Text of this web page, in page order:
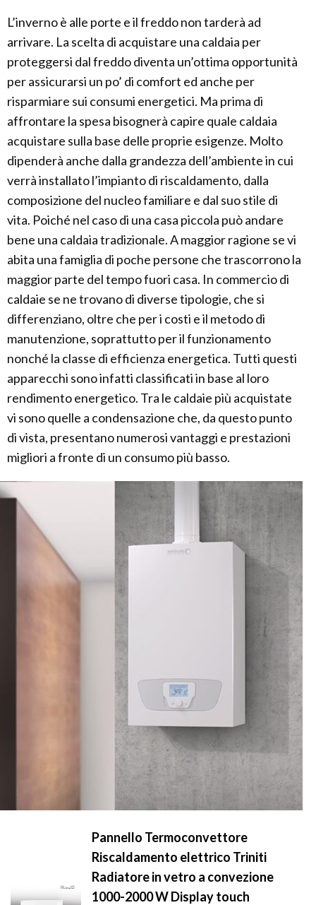
L’inverno è alle porte e il freddo non tarderà ad
arrivare. La scelta di acquistare una caldaia per
proteggersi dal freddo diventa un’ottima opportunità
per assicurarsi un po’ di comfort ed anche per
risparmiare sui consumi energetici. Ma prima di
affrontare la spesa bisognerà capire quale caldaia
acquistare sulla base delle proprie esigenze. Molto
dipenderà anche dalla grandezza dell’ambiente in cui
verrà installato l’impianto di riscaldamento, dalla
composizione del nucleo familiare e dal suo stile di
vita. Poiché nel caso di una casa piccola può andare
bene una caldaia tradizionale. A maggior ragione se vi
abita una famiglia di poche persone che trascorrono la
maggior parte del tempo fuori casa. In commercio di
caldaie se ne trovano di diverse tipologie, che si
differenziano, oltre che per i costi e il metodo di
manutenzione, soprattutto per il funzionamento
nonché la classe di efficienza energetica. Tutti questi
apparecchi sono infatti classificati in base al loro
rendimento energetico. Tra le caldaie più acquistate
vi sono quelle a condensazione che, da questo punto
di vista, presentano numerosi vantaggi e prestazioni
migliori a fronte di un consumo più basso.
Pannello Termoconvettore
Riscaldamento elettrico Triniti
Radiatore in vetro a convezione
1000-2000 W Display touch